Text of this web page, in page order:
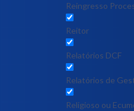
Reingresso
Reitor
Relatórios DCF
Relatórios de
Religioso ou